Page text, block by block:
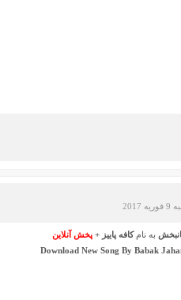
به نامکافه پاییز +پخش آنلاین
Download New Song ByBabak